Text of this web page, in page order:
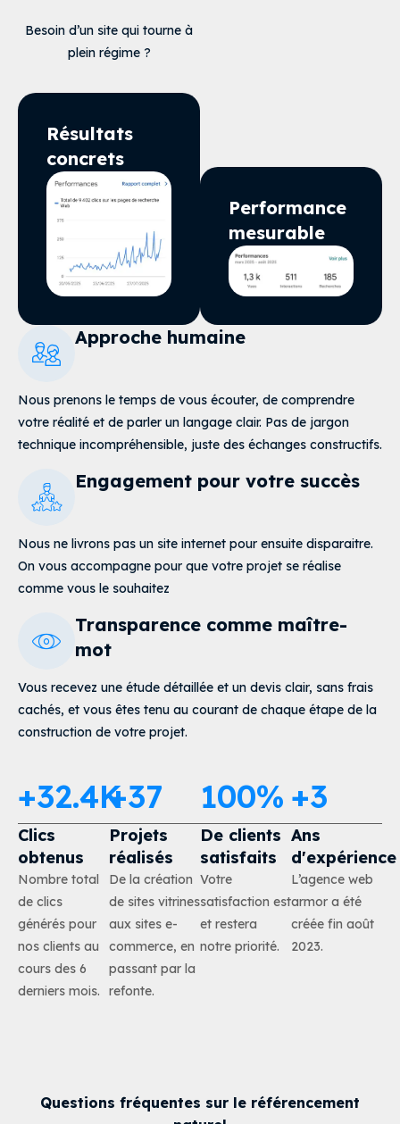
Besoin d’un site qui tourne à
plein régime ?
Résultats
concrets
Performance
mesurable
Approche humaine
Nous prenons le temps de vous écouter, de comprendre
votre réalité et de parler un langage clair. Pas de jargon
technique incompréhensible, juste des échanges constructifs.
Engagement pour votre succès
Nous ne livrons pas un site internet pour ensuite disparaitre.
On vous accompagne pour que votre projet se réalise
comme vous le souhaitez
Transparence comme maître-
mot
Vous recevez une étude détaillée et un devis clair, sans frais
cachés, et vous êtes tenu au courant de chaque étape de la
construction de votre projet.
+32.4K
Clics
obtenus
Nombre total
de clics
générés pour
nos clients au
cours des 6
derniers mois.
+37
Projets
réalisés
De la création
de sites vitrines
aux sites e-
commerce, en
passant par la
refonte.
100%
De clients
satisfaits
Votre
satisfaction est
et restera
notre priorité.
+3
Ans
d'expérience
L’agence web
armor a été
créée fin août
2023.
Questions fréquentes sur le référencement